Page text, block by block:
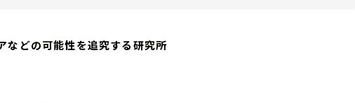
などの可能性を追究する研究所